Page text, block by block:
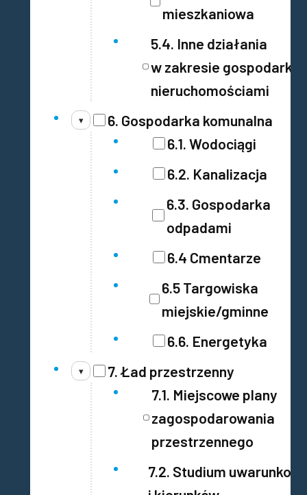
mieszkaniowa
5.4. Inne działania
w zakresie gospodarki
nieruchomościami
▾
6. Gospodarka komunalna
6.1. Wodociągi
6.2. Kanalizacja
6.3. Gospodarka
odpadami
6.4 Cmentarze
6.5 Targowiska
miejskie/gminne
6.6. Energetyka
▾
7. Ład przestrzenny
7.1. Miejscowe plany
zagospodarowania
przestrzennego
7.2. Studium